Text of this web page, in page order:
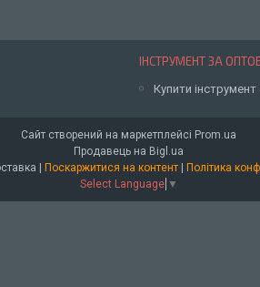
ІНСТРУМЕНТ ЗА
Купити
Сайт створений на маркетплейсі Prom.ua
Продавець на Bigl.ua
ІнструментПоставка | Поскаржитися на контент | Політика
Select Language ▼